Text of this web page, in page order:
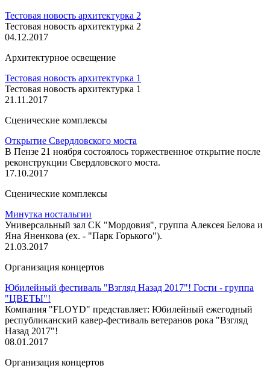
Тестовая новость архитектурка 2
Тестовая новость архитектурка 2
04.12.2017
Архитектурное освещение
Тестовая новость архитектурка 1
Тестовая новость архитектурка 1
21.11.2017
Сценические комплексы
Открытие Свердловского моста
В Пензе 21 ноября состоялось торжественное открытие после
реконструкции Свердловского моста.
17.10.2017
Сценические комплексы
Минутка ностальгии
Универсальный зал СК "Мордовия", группа Алексея Белова и
Яна Яненкова (ex. - "Парк Горького").
21.03.2017
Организация концертов
Юбилейный фестиваль "Взгляд Назад 2017"! Гости - группа
"ЦВЕТЫ"!
Компания "FLOYD" представляет: Юбилейный ежегодный
республиканский кавер-фестиваль ветеранов рока "Взгляд
Назад 2017"!
08.01.2017
Организация концертов